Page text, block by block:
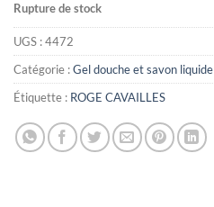
Rupture de stock
UGS :4472
Catégorie :Gel douche et savon liquide
Étiquette : ROGE CAVAILLES